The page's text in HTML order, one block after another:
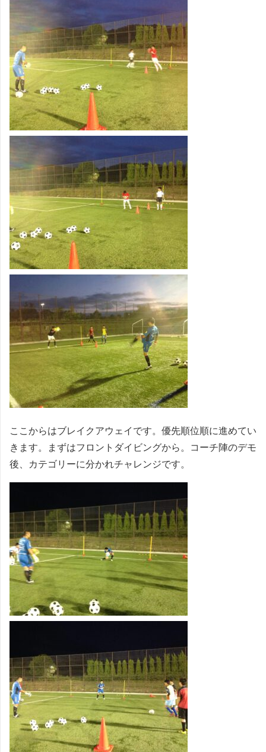
ここからはブレイクアウェイです。優先順位順に進めてい
きます。まずはフロントダイビングから。コーチ陣のデモ
後、カテゴリーに分かれチャレンジです。